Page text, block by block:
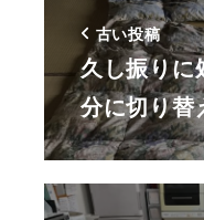
古い投稿
久し振りに
分に切り替